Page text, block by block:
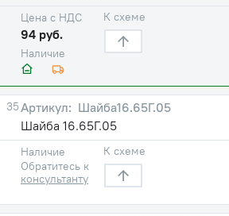
Наличие
Цена с НДС
94 руб.
К схеме
35
Шайба16.65Г.05
Шайба 16.65Г.05
Наличие
Обратитесь к
консультанту
К схеме